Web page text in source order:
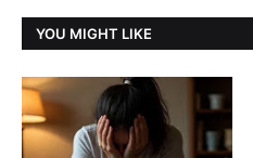
YOU MIGHT LIKE